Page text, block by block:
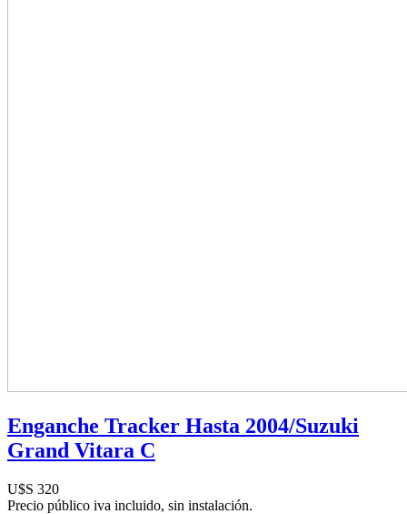
Enganche Tracker Hasta 2004/Suzuki
Grand Vitara C
U$S 320
Precio público iva incluido, sin instalación.